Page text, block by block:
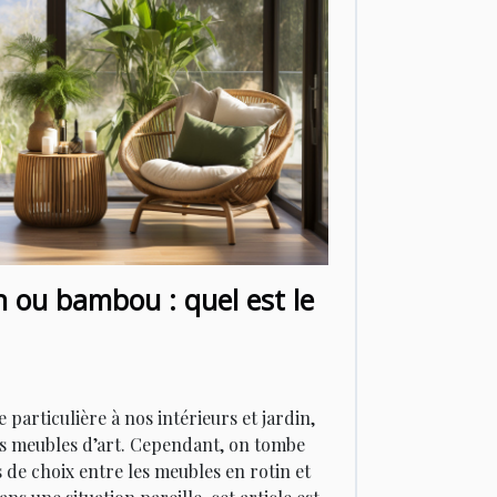
ou bambou : quel est le
particulière à nos intérieurs et jardin,
d’art. Cependant, on tombe
choix entre les meubles en rotin et